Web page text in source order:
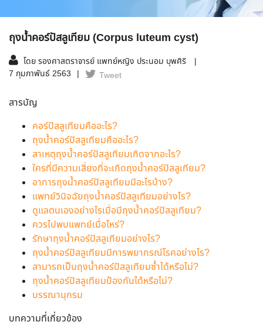
ถุงน้ำคอร์ปัสลูเทียม (Corpus luteum cyst)
โดย รองศาสตราจารย์ แพทย์หญิง ประนอม บุพศิริ
7 กุมภาพันธ์ 2563
Tweet
สารบัญ
คอร์ปัสลูเทียมคืออะไร?
ถุงน้ำคอร์ปัสลูเทียมคืออะไร?
สาเหตุถุงน้ำคอร์ปัสลูเทียมเกิดจากอะไร?
ใครที่มีความเสี่ยงที่จะเกิดถุงน้ำคอร์ปัสลูเทียม?
อาการถุงน้ำคอร์ปัสลูเทียมมีอะไรบ้าง?
แพทย์วินิจฉัยถุงน้ำคอร์ปัสลูเทียมอย่างไร?
ดูแลตนเองอย่างไรเมื่อมีถุงน้ำคอร์ปัสลูเทียม?
ควรไปพบแพทย์เมื่อไหร่?
รักษาถุงน้ำคอร์ปัสลูเทียมอย่างไร?
ถุงน้ำคอร์ปัสลูเทียมมีการพยากรณ์โรคอย่างไร?
สามารถเป็นถุงน้ำคอร์ปัสลูเทียมซ้ำได้หรือไม่?
ถุงน้ำคอร์ปัสลูเทียมป้องกันได้หรือไม่?
บรรณานุกรม
บทความที่เกี่ยวข้อง